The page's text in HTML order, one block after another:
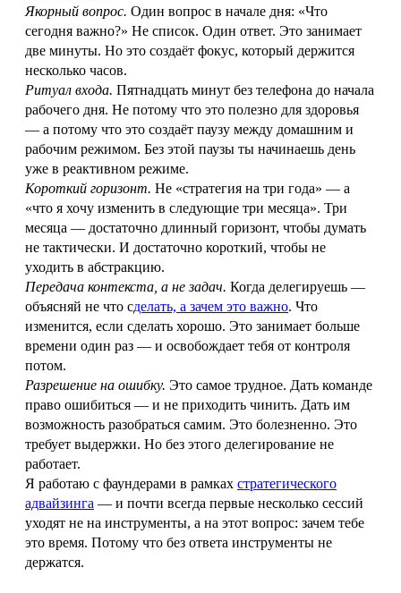
Якорный вопрос. Один вопрос в начале дня: «Что
сегодня важно?» Не список. Один ответ. Это занимает
две минуты. Но это создаёт фокус, который держится
несколько часов.
Ритуал входа. Пятнадцать минут без телефона до начала
рабочего дня. Не потому что это полезно для здоровья
— а потому что это создаёт паузу между домашним и
рабочим режимом. Без этой паузы ты начинаешь день
уже в реактивном режиме.
Короткий горизонт. Не «стратегия на три года» — а
«что я хочу изменить в следующие три месяца». Три
месяца — достаточно длинный горизонт, чтобы думать
не тактически. И достаточно короткий, чтобы не
уходить в абстракцию.
Передача контекста, а не задач. Когда делегируешь —
объясняй не что сделать, а зачем это важно. Что
изменится, если сделать хорошо. Это занимает больше
времени один раз — и освобождает тебя от контроля
потом.
Разрешение на ошибку. Это самое трудное. Дать команде
право ошибиться — и не приходить чинить. Дать им
возможность разобраться самим. Это болезненно. Это
требует выдержки. Но без этого делегирование не
работает.
Я работаю с фаундерами в рамках стратегического
адвайзинга — и почти всегда первые несколько сессий
уходят не на инструменты, а на этот вопрос: зачем тебе
это время. Потому что без ответа инструменты не
держатся.